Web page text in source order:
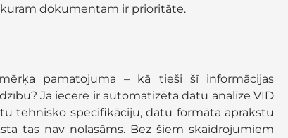
dokumentam ir prioritāte.
pamatojuma – kā tieši šī informācijas
Ja iecere ir automatizēta datu analīze VID
tehnisko specifikāciju, datu formāta aprakstu
tas nav nolasāms. Bez šiem skaidrojumiem